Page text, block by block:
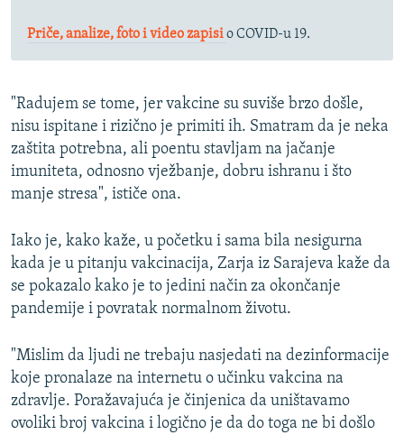
Priče, analize, foto i video zapisio COVID-u 19.
"Radujem se tome, jer vakcine su suviše brzo došle,
nisu ispitane i rizično je primiti ih. Smatram da je neka
zaštita potrebna, ali poentu stavljam na jačanje
imuniteta, odnosno vježbanje, dobru ishranu i što
manje stresa", ističe ona.
Iako je, kako kaže, u početku i sama bila nesigurna
kada je u pitanju vakcinacija, Zarja iz Sarajeva kaže da
se pokazalo kako je to jedini način za okončanje
pandemije i povratak normalnom životu.
"Mislim da ljudi ne trebaju nasjedati na dezinformacije
koje pronalaze na internetu o učinku vakcina na
zdravlje. Poražavajuća je činjenica da uništavamo
ovoliki broj vakcina i logično je da do toga ne bi došlo